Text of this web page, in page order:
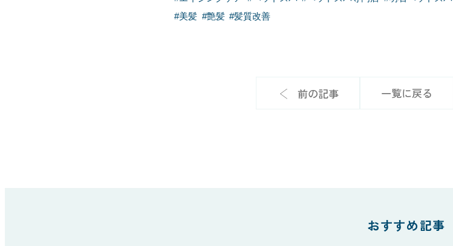
#美髪 #艶髪 #髪質改善
前の記事 一覧に戻る
おすすめ記事